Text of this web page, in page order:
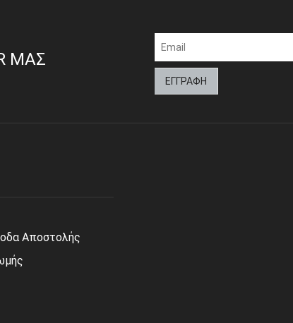
ΜΑΣ
Αποστολής